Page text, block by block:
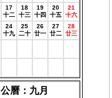
17
十二
18
十三
19
十四
20
十五
21
十六
24
十九
25
二十
26
廿一
27
廿二
28
廿三
公曆：九月